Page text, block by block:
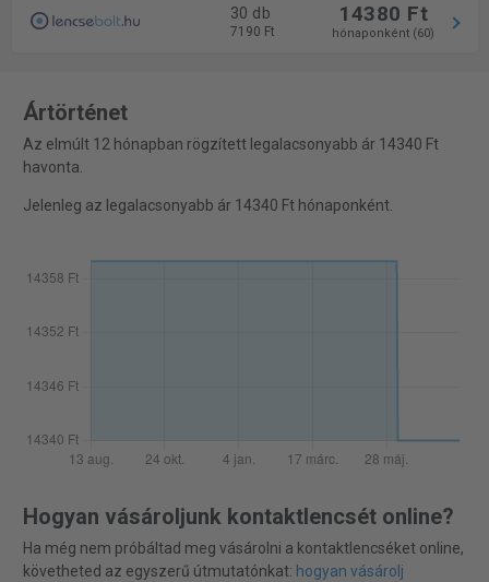
30 db
7190 Ft
14380 Ft
hónaponként (60)
Ártörténet
Az elmúlt 12 hónapban rögzített legalacsonyabb ár 14340 Ft
havonta.
Jelenleg az legalacsonyabb ár 14340 Ft hónaponként.
Hogyan vásároljunk kontaktlencsét online?
Ha még nem próbáltad meg vásárolni a kontaktlencséket online,
követheted az egyszerű útmutatónkat: hogyan vásárolj